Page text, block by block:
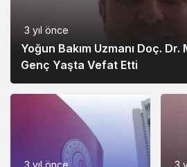
3 yıl önce
Yoğun Bakım Uzmanı Doç.
Genç Yaşta Vefat Etti
3 yıl önce 3